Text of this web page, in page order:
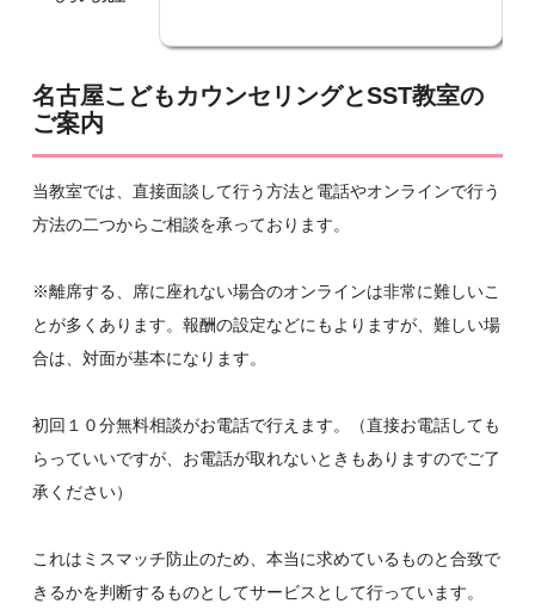
名古屋こどもカウンセリングとSST教室の
ご案内
当教室では、直接面談して行う方法と電話やオンラインで行う
方法の二つからご相談を承っております。
※離席する、席に座れない場合のオンラインは非常に難しいこ
とが多くあります。報酬の設定などにもよりますが、難しい場
合は、対面が基本になります。
初回１０分無料相談がお電話で行えます。（直接お電話しても
らっていいですが、お電話が取れないときもありますのでご了
承ください）
これはミスマッチ防止のため、本当に求めているものと合致で
きるかを判断するものとしてサービスとして行っています。